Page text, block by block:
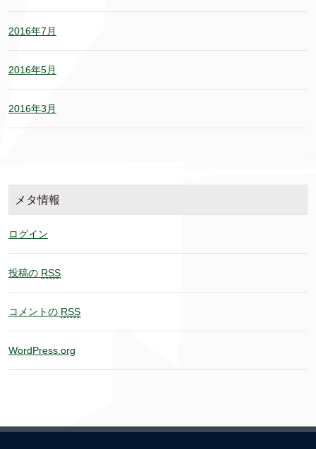
2016年7月
2016年5月
2016年3月
メタ情報
ログイン
投稿の RSS
コメントの RSS
WordPress.org